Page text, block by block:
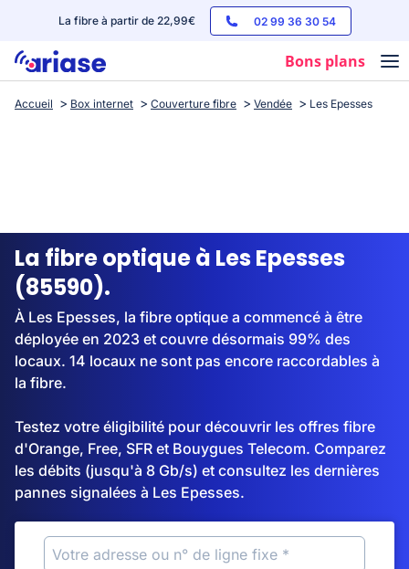
La fibre à partir de 22,99€ 02 99 36 30 54
Bons plans
Box internet
Streaming
Accueil Box internet Couverture fibre Vendée Les Epesses
La fibre optique à Les Epesses
(85590).
À Les Epesses, la fibre optique a commencé à être
déployée en 2023 et couvre désormais 99% des
locaux. 14 locaux ne sont pas encore raccordables à
la fibre.
Testez votre éligibilité pour découvrir les offres fibre
d'Orange, Free, SFR et Bouygues Telecom. Comparez
les débits (jusqu'à 8 Gb/s) et consultez les dernières
pannes signalées à Les Epesses.